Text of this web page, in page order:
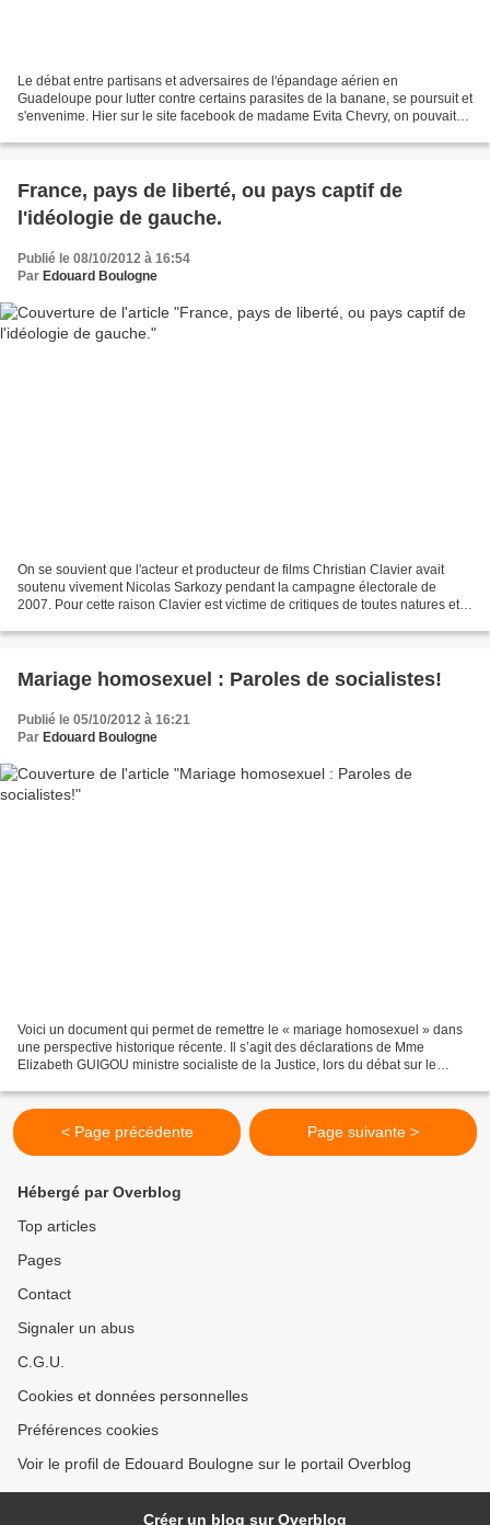
Le débat entre partisans et adversaires de l'épandage aérien en
Guadeloupe pour lutter contre certains parasites de la banane, se poursuit et
s'envenime. Hier sur le site facebook de madame Evita Chevry, on pouvait
France, pays de liberté, ou pays captif de
l'idéologie de gauche.
Publié le 08/10/2012 à 16:54
Par Edouard Boulogne
On se souvient que l'acteur et producteur de films Christian Clavier avait
soutenu vivement Nicolas Sarkozy pendant la campagne électorale de
2007. Pour cette raison Clavier est victime de critiques de toutes natures et
Mariage homosexuel : Paroles de socialistes!
Publié le 05/10/2012 à 16:21
Par Edouard Boulogne
Voici un document qui permet de remettre le « mariage homosexuel » dans
une perspective historique récente. Il s’agit des déclarations de Mme
Elizabeth GUIGOU ministre socialiste de la Justice, lors du débat sur le
< Page précédente Page suivante >
Hébergé par Overblog
Top articles
Pages
Contact
Signaler un abus
C.G.U.
Cookies et données personnelles
Préférences cookies
Voir le profil de Edouard Boulogne sur le portail Overblog
Créer un blog sur Overblog